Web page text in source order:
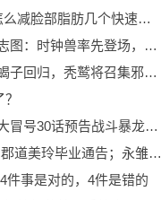
脸部怎么快速减肥_怎么减脸部脂肪几个快速瘦脸方法_当前信息
数码宝贝新作首话杂志图：时钟兽率先登场，伽马兽迎来成熟期！ 世界微头条
《蜘蛛侠》演员预示蝎子回归，秃鹫将召集邪恶六人组对抗蜘蛛侠_全球快资讯
环球要闻：数码宝贝大冒号30话预告战斗暴龙兽进化登场大战十字兽
【DD日报】『6.19』郡道美玲毕业通告；永雏塔菲二周年预告及夏装披露 世界视讯
件事是对的，4件是错的